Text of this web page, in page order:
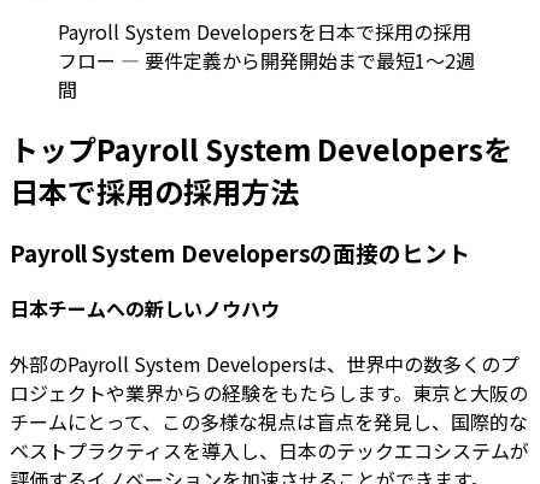
Payroll System Developersを日本で採用の採用
フロー — 要件定義から開発開始まで最短1〜2週
間
トップPayroll System Developersを
日本で採用の採用方法
Payroll System Developersの面接のヒント
日本チームへの新しいノウハウ
外部のPayroll System Developersは、世界中の数多くのプ
ロジェクトや業界からの経験をもたらします。東京と大阪の
チームにとって、この多様な視点は盲点を発見し、国際的な
ベストプラクティスを導入し、日本のテックエコシステムが